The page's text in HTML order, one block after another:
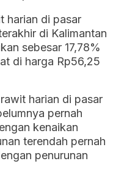
harian di pasar
di Kalimantan
sebesar 17,78%
di harga Rp56,25
harian di pasar
pernah
kenaikan
terendah pernah
penurunan